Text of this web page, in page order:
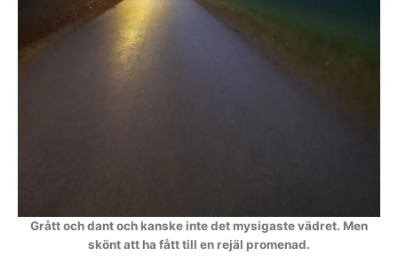
Grått och dant och kanske inte det mysigaste vädret. Men
skönt att ha fått till en rejäl promenad.